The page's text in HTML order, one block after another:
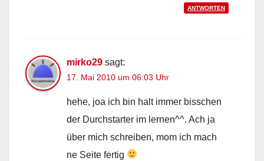
ANTWORTEN
mirko29 sagt:
17. Mai 2010 um 06:03 Uhr
hehe, joa ich bin halt immer bisschen
der Durchstarter im lernen^^. Ach ja
über mich schreiben, mom ich mach
ne Seite fertig